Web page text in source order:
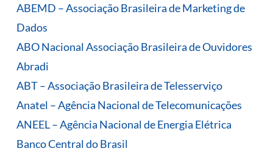
ABEMD – Associação Brasileira de Marketing de
Dados
ABO Nacional Associação Brasileira de Ouvidores
Abradi
ABT – Associação Brasileira de Telesserviço
Anatel – Agência Nacional de Telecomunicações
ANEEL – Agência Nacional de Energia Elétrica
Banco Central do Brasil